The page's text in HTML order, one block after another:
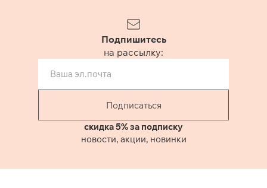
Подпишитесь
на рассылку:
Подписаться
скидка 5% за подписку
новости, акции, новинки